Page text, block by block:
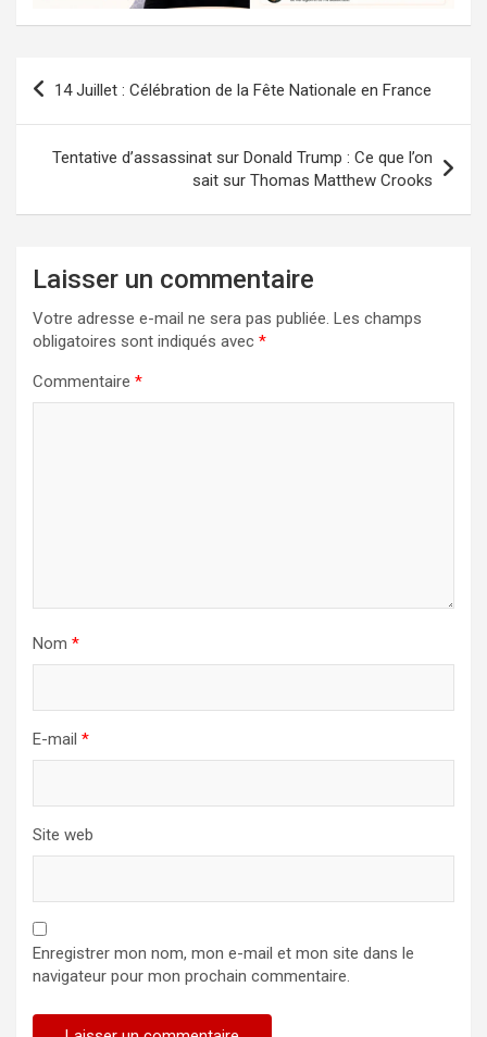
Navigation
14 Juillet : Célébration de la Fête Nationale en France
Tentative d’assassinat sur Donald Trump : Ce que l’on
sait sur Thomas Matthew Crooks
Laisser un commentaire
Votre adresse e-mail ne sera pas publiée. Les champs
obligatoires sont indiqués avec *
Commentaire *
Nom *
E-mail *
Site web
Enregistrer mon nom, mon e-mail et mon site dans le
navigateur pour mon prochain commentaire.